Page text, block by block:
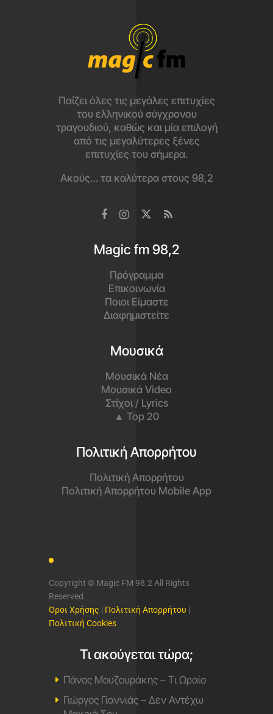
Παίζει όλες τις μεγάλες επιτυχίες
του ελληνικού σύγχρονου
τραγουδιού, καθώς και μία επιλογή
από τις μεγαλύτερες ξένες
επιτυχίες του σήμερα.
Ακούς… τα καλύτερα στους 98,2
Magic fm 98,2
Πρόγραμμα
Επικοινωνία
Ποιοι Είμαστε
Διαφημιστείτε
Μουσικά
Μουσικά Νέα
Μουσικά Video
Στίχοι / Lyrics
▲ Top 20
Πολιτική Απορρήτου
Πολιτική Απορρήτου
Πολιτική Απορρήτου Mobile App
Copyright © Magic FM 98.2 All Rights
Reserved.
Όροι Χρήσης | Πολιτική Απορρήτου |
Πολιτική Cookies
Τι ακούγεται τώρα;
Πάνος Μουζουράκης – Τι Ωραίο
Γιώργος Γιαννιάς – Δεν Αντέχω